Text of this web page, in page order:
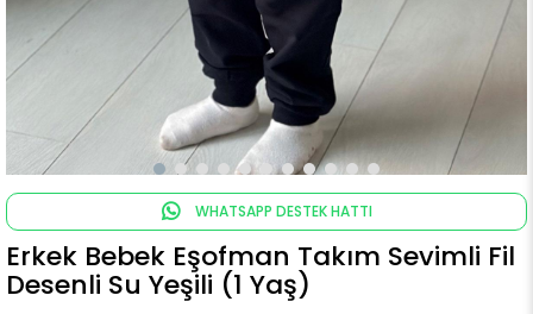
WHATSAPP DESTEK HATTI
Erkek Bebek Eşofman Takım Sevimli Fil
Desenli Su Yeşili (1 Yaş)